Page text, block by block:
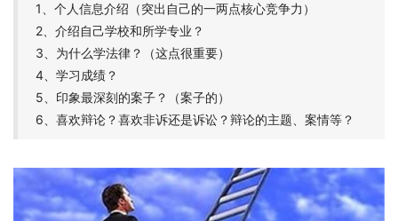
1、个人信息介绍（突出自己的一两点核心竞争力）
2、介绍自己学校和所学专业？
3、为什么学法律？（这点很重要）
4、学习成绩？
5、印象最深刻的案子？（案子的）
6、喜欢辩论？喜欢非诉还是诉讼？辩论的主题、案情等？